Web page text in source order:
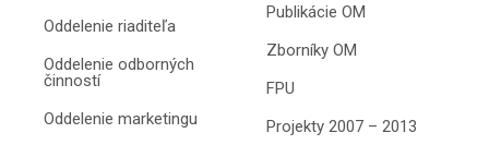
Oddelenie riaditeľa
Oddelenie odborných
činností
Oddelenie marketingu
Publikácie OM
Zborníky OM
FPU
Projekty 2007 – 2013